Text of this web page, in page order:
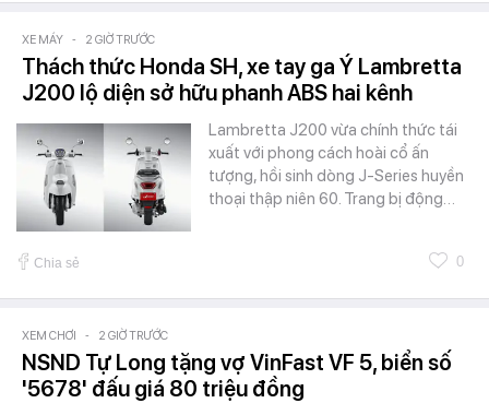
XE MÁY - 2 GIỜ TRƯỚC
Thách thức Honda SH, xe tay ga Ý Lambretta
J200 lộ diện sở hữu phanh ABS hai kênh
Lambretta J200 vừa chính thức tái
xuất với phong cách hoài cổ ấn
tượng, hồi sinh dòng J-Series huyền
thoại thập niên 60. Trang bị động…
Chia sẻ 0
XEM CHƠI - 2 GIỜ TRƯỚC
NSND Tự Long tặng vợ VinFast VF 5, biển số
'5678' đấu giá 80 triệu đồng